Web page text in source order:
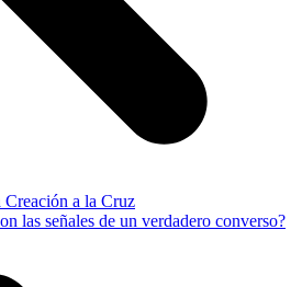
Creación a la Cruz
las señales de un verdadero converso?